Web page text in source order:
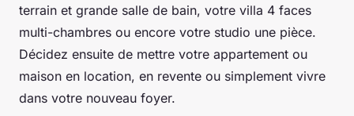
terrain et grande salle de bain, votre villa 4 faces
multi-chambres ou encore votre studio une pièce.
Décidez ensuite de mettre votre appartement ou
maison en location, en revente ou simplement vivre
dans votre nouveau foyer.